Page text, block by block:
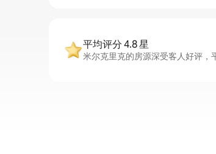
平均评分 4.8 星
米尔克里克的房源深受客人好评，